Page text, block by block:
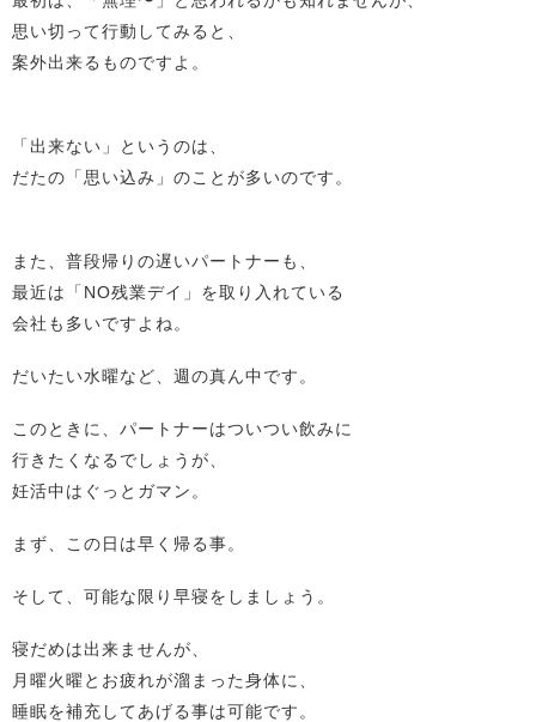
思い切って行動してみると、
案外出来るものですよ。
「出来ない」というのは、
だたの「思い込み」のことが多いのです。
また、普段帰りの遅いパートナーも、
最近は「NO残業デイ」を取り入れている
会社も多いですよね。
だいたい水曜など、週の真ん中です。
このときに、パートナーはついつい飲みに
行きたくなるでしょうが、
妊活中はぐっとガマン。
まず、この日は早く帰る事。
そして、可能な限り早寝をしましょう。
寝だめは出来ませんが、
月曜火曜とお疲れが溜まった身体に、
睡眠を補充してあげる事は可能です。